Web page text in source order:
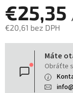
€25,35
€20,61 bez DPH
Jednotková
Máte
Obráťte